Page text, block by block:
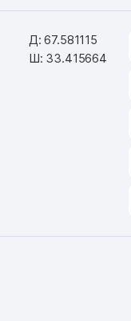
Д: 67.581115
Ш: 33.415664